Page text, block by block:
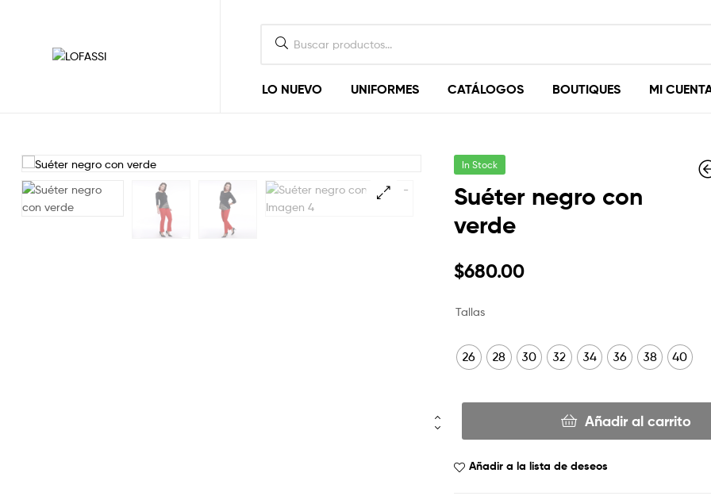
LO NUEVO UNIFORMES CATÁLOGOS BOUTIQUES MI
In Stock
Suéter negro con
verde
$680.00
Tallas
26 28 30 32 34 36 38 40
Añadir al carrito
Añadir a la lista de deseos